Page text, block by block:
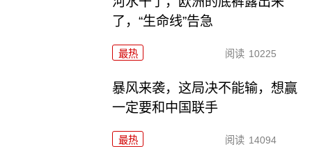
了，“生命线”告急
最热 阅读 10225
暴风来袭，这局决不能输，想赢
一定要和中国联手
最热 阅读 14094